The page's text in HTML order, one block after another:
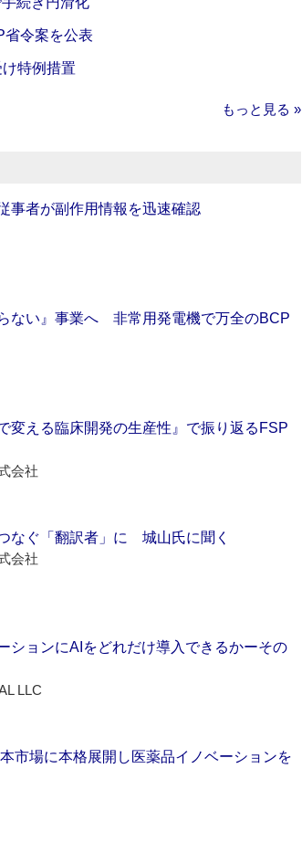
省令案を公表
け特例措置
もっと見る »
事者が副作用情報を迅速確認
ない』事業へ 非常用発電機で万全のBCP
変える臨床開発の生産性』で振り返るFSP
会社
なぐ「翻訳者」に 城山氏に聞く
会社
ションにAIをどれだけ導入できるかーその
LLC
市場に本格展開し医薬品イノベーションを